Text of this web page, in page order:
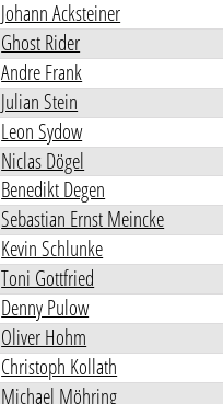
Johann Acksteiner
Ghost Rider
Andre Frank
Julian Stein
Leon Sydow
Niclas Dögel
Benedikt Degen
Sebastian Ernst Meincke
Kevin Schlunke
Toni Gottfried
Denny Pulow
Oliver Hohm
Christoph Kollath
Michael Möhring